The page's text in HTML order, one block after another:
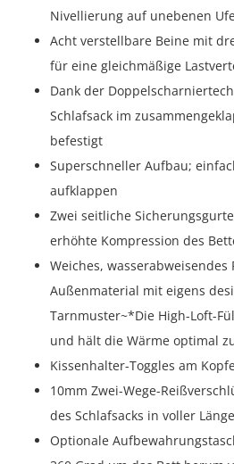
Nivellierung auf unebenen
Acht verstellbare Beine mit
für eine gleichmäßige
Dank der
Schlafsack im
befestigt
Superschneller Aufbau;
aufklappen
Zwei seitliche
erhöhte Kompression des
Weiches, wasserabweisendes
Außenmaterial mit eigens
Tarnmuster~*Die High-Loft-
und hält die Wärme optimal
Kissenhalter-Toggles am
10mm Zwei-Wege-
des Schlafsacks in voller Länge
Optionale